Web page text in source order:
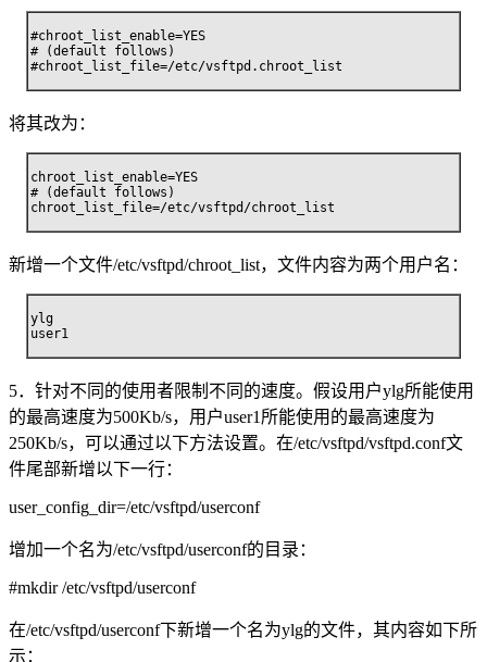
#chroot_list_enable=YES
# (default follows)
#chroot_list_file=/etc/vsftpd.chroot_list
将其改为：
chroot_list_enable=YES
# (default follows)
chroot_list_file=/etc/vsftpd/chroot_list
新增一个文件/etc/vsftpd/chroot_list，文件内容为两个用户名：
ylg
user1
5．针对不同的使用者限制不同的速度。假设用户ylg所能使用
的最高速度为500Kb/s，用户user1所能使用的最高速度为
250Kb/s，可以通过以下方法设置。在/etc/vsftpd/vsftpd.conf文
件尾部新增以下一行：
user_config_dir=/etc/vsftpd/userconf
增加一个名为/etc/vsftpd/userconf的目录：
#mkdir /etc/vsftpd/userconf
在/etc/vsftpd/userconf下新增一个名为ylg的文件，其内容如下所
示：